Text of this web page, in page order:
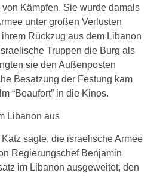
Kämpfen. Sie wurde damals
unter großen Verlusten
Rückzug aus dem Libanon
Truppen die Burg als
sie den Außenposten
Besatzung der Festung kam
“Beaufort” in die Kinos.
Libanon aus
sagte, die israelische Armee
Regierungschef Benjamin
im Libanon ausgeweitet, den